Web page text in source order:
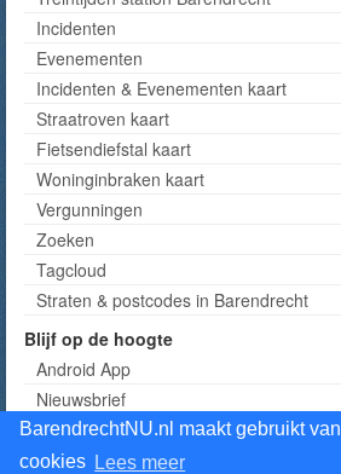
BarendrechtNU.nl maakt gebruikt van
cookies Lees meer
Incidenten
Evenementen
Incidenten & Evenementen kaart
Straatroven kaart
Fietsendiefstal kaart
Woninginbraken kaart
Vergunningen
Zoeken
Tagcloud
Straten & postcodes in Barendrecht
Blijf op de hoogte
Android App
Nieuwsbrief
RSS
Twitter